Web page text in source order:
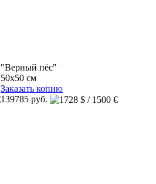
"Верный пёс"
50x50 см
Заказать копию
139785 руб.